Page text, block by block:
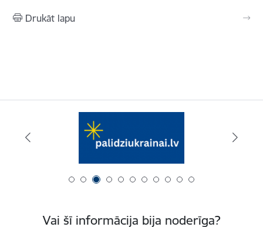
Drukāt lapu
Vai šī informācija bija noderīga?